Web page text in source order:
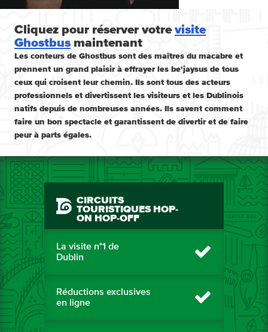
Cliquez pour réserver votrevisite
Ghostbus maintenant
Les conteurs de Ghostbus sont des maîtres du macabre et
prennent un grand plaisir à effrayer les be'jaysus de tous
ceux qui croisent leur chemin. Ils sont tous des acteurs
professionnels et divertissent les visiteurs et les Dublinois
natifs depuis de nombreuses années. Ils savent comment
faire un bon spectacle et garantissent de divertir et de faire
peur à parts égales.
CIRCUITS
TOURISTIQUES HOP-
ON HOP-OFF
La visite n°1 de
Dublin
Réductions exclusives
en ligne